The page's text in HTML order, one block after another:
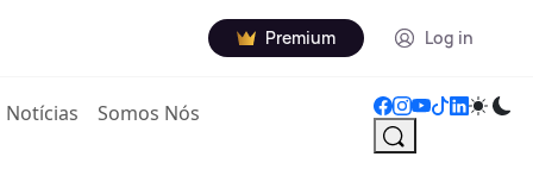
Premium Log in
Notícias Somos Nós